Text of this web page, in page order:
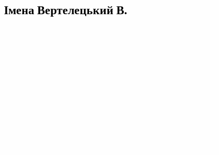
Імена Вертелецький В.